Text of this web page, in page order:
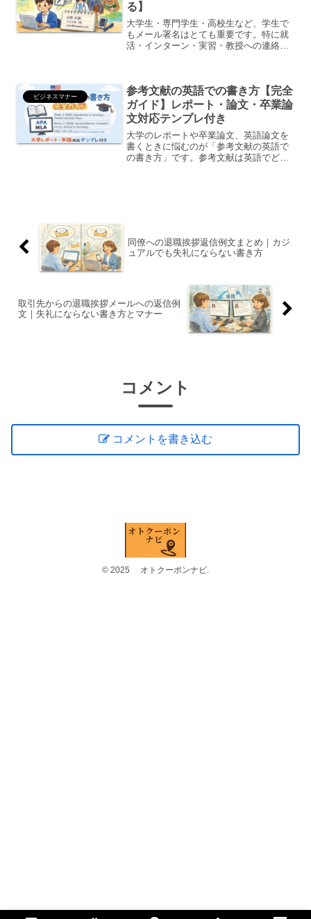
る】
大学生・専門学生・高校生など、学生で
もメール署名はとても重要です。特に就
活・インターン・実習・教授への連絡・
い書き方そのまま使える例...
ビジネスマナー
参考文献の英語での書き方【完全
ガイド】レポート・論文・卒業論
文対応テンプレ付き
大学のレポートや卒業論文、英語論文を
書くときに悩むのが「参考文献の英語で
の書き方」です。参考文献は英語でどう
同僚への退職挨拶返信例文まとめ｜カジ
ュアルでも失礼にならない書き方
取引先からの退職挨拶メールへの返信例
文｜失礼にならない書き方とマナー
コメント
コメントを書き込む
© 2025 オトクーポンナビ.